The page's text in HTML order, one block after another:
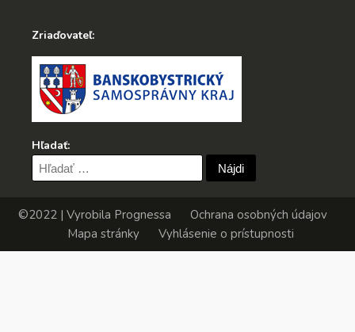
Zriaďovateľ:
Hľadať:
Hľadať:
©2022 | Vyrobila Prognessa
Ochrana osobných údajov
Mapa stránky
Vyhlásenie o prístupnosti